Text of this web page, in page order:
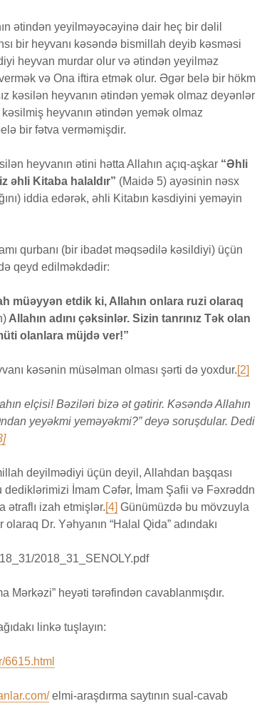
ətindən yeyilməyəcəyinə dair heç bir dəlil
bir heyvanı kəsəndə bismillah deyib kəsməsi
heyvan murdar olur və ətindən yeyilməz
və Ona iftira etmək olur. Əgər belə bir hökm
kəsilən heyvanın ətindən yemək olmaz deyənlər
heyvanın ətindən yemək olmaz
bir fətva verməmişdir.
heyvanın ətini hətta Allahın açıq-aşkar “Əhli
əhli Kitaba halaldır” (Maidə 5) ayəsinin nəsx
iddia edərək, əhli Kitabın kəsdiyini yeməyin
qurbanı (bir ibadət məqsədilə kəsildiyi) üçün
qeyd edilməkdədir:
müəyyən etdik ki, Allahın onlara ruzi olaraq
Allahın adını çəksinlər. Sizin tanrınız Tək olan
olanlara müjdə ver!”
kəsənin müsəlman olması şərti də yoxdur.[2]
elçisi! Bəziləri bizə ət gətirir. Kəsəndə Allahın
yeyəkmi yeməyəkmi?” deyə soruşdular. Dedi
deyilmədiyi üçün deyil, Allahdan başqası
İmam Cəfər, İmam Şafii və Fəxrəddn
ətraflı izah etmişlər.[4] Günümüzdə bu mövzuyla
Dr. Yəhyanın “Halal Qida” adındakı
2018_31_SENOLY.pdf
Mərkəzi” heyəti tərəfindən cavablanmışdır.
linkə tuşlayın:
6615.html
elmi-araşdırma saytının sual-cavab